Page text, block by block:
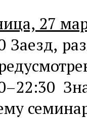
27
Заезд,